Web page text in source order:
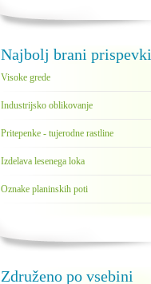
Najbolj brani prispevki
Visoke grede
Industrijsko oblikovanje
Pritepenke - tujerodne rastline
Izdelava lesenega loka
Oznake planinskih poti
Združeno po vsebini